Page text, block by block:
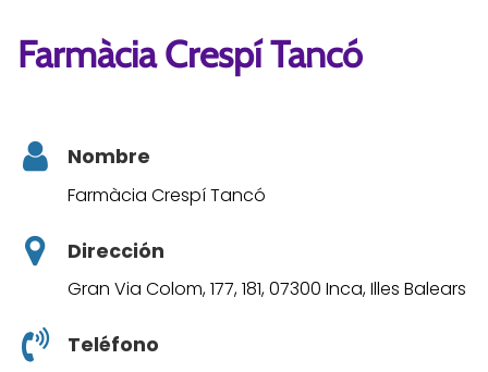
Farmàcia Crespí Tancó
Nombre
Farmàcia Crespí Tancó
Dirección
Gran Via Colom, 177, 181, 07300 Inca, Illes Balears
Teléfono